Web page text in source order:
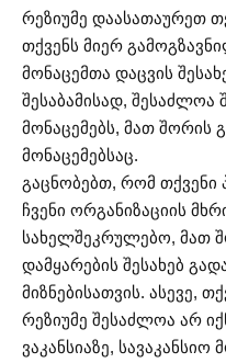
რეზიუმე დაასათაურეთ
თქვენს მიერ
მონაცემთა დაცვის
შესაბამისად,
მონაცემებს, მათ შორის
მონაცემებსაც.
გაცნობებთ, რომ თქვენი
ჩვენი ორგანიზაციის
სახელშეკრულებო, მათ
დამყარების შესახებ
მიზნებისათვის. ასევე,
რეზიუმე შესაძლოა არ
ვაკანსიაზე,